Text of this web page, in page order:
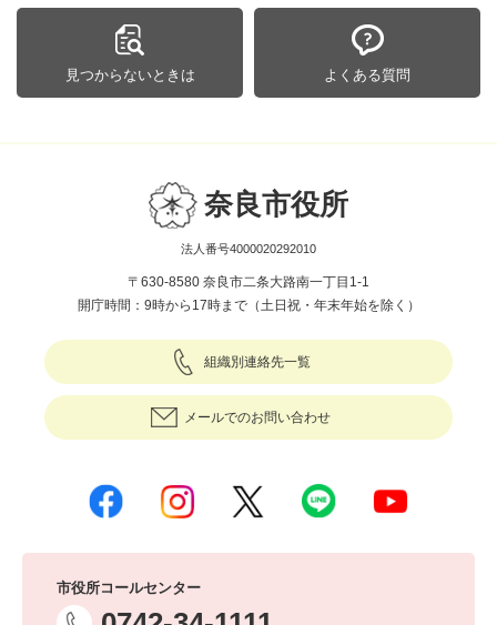
見つからないときは よくある質問
奈良市役所
法人番号4000020292010
〒630-8580 奈良市二条大路南一丁目1-1
開庁時間：9時から17時まで（土日祝・年末年始を除く）
組織別連絡先一覧
メールでのお問い合わせ
市役所コールセンター